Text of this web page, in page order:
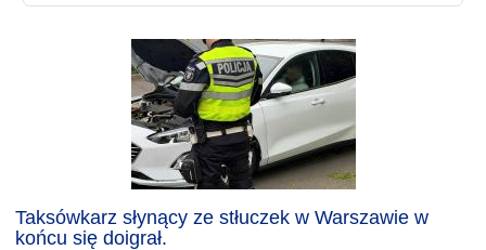
Taksówkarz słynący ze stłuczek w Warszawie w
końcu się doigrał.